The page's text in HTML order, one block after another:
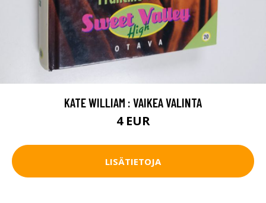
KATE WILLIAM : VAIKEA VALINTA
4 EUR
LISÄTIETOJA